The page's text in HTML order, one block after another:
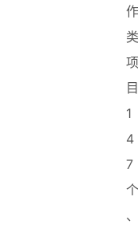
作
类
项
目
1
4
7
个
、